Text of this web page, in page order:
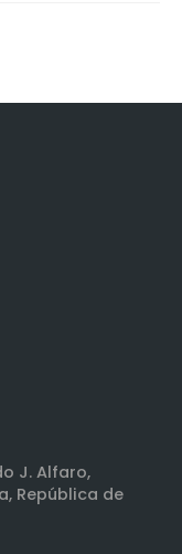
J. Alfaro,
República de